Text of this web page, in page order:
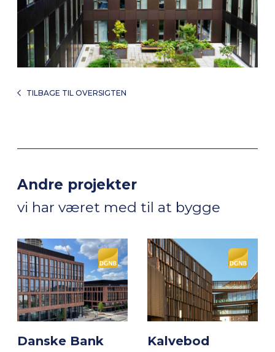
TILBAGE TIL OVERSIGTEN
Andre projekter
vi har været med til at bygge
Danske Bank
Kalvebod